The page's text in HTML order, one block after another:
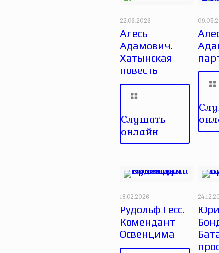
22.06.2026
Алесь
Адамович.
Хатынская
повесть
Слушать
онлайн
18.02.2026
Рудольф Гесс.
Комендант
Освенцима